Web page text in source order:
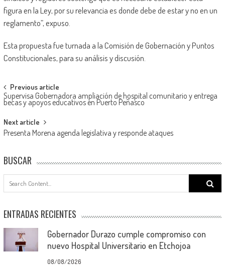
figura en la Ley, por su relevancia es donde debe de estar y no en un
reglamento”, expuso.
Esta propuesta fue turnada a la Comisión de Gobernación y Puntos
Constitucionales, para su análisis y discusión.
Post
navigation
Previous article
Supervisa Gobernadora ampliación de hospital comunitario y entrega
becas y apoyos educativos en Puerto Peñasco
Next article
Presenta Morena agenda legislativa y responde ataques
BUSCAR
Search
for:
ENTRADAS RECIENTES
Gobernador Durazo cumple compromiso con
nuevo Hospital Universitario en Etchojoa
08/08/2026